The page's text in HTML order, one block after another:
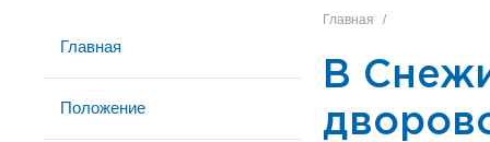
Главная
Положение
Главная /
В